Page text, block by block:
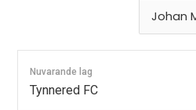
Nuvarande lag
Tynnered FC